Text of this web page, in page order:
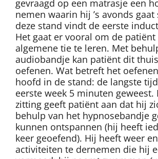
gevraagd op een matrasje een
nemen waarin hij ’s avonds gaat
deze stand vindt de eerste
Het gaat er vooral om de patiënt
algemene tie te leren. Met
audiobandje kan patiënt dit
oefenen. Wat betreft het
hoofd in de stand: de langste
eerste week 5 minuten geweest.
zitting geeft patiënt aan dat hij
behulp van het hypnosebandje
kunnen ontspannen (hij heeft
keer geoefend). Hij heeft weer
activiteiten te dernemen die hij